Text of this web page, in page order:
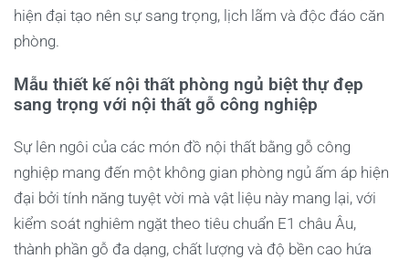
hiện đại tạo nên sự sang trọng, lịch lãm và độc đáo căn
phòng.
Mẫu thiết kế nội thất phòng ngủ biệt thự đẹp
sang trọng với nội thất gỗ công nghiệp
Sự lên ngôi của các món đồ nội thất bằng gỗ công
nghiệp mang đến một không gian phòng ngủ ấm áp hiện
đại bởi tính năng tuyệt vời mà vật liệu này mang lại, với
kiểm soát nghiêm ngặt theo tiêu chuẩn E1 châu Âu,
thành phần gỗ đa dạng, chất lượng và độ bền cao hứa